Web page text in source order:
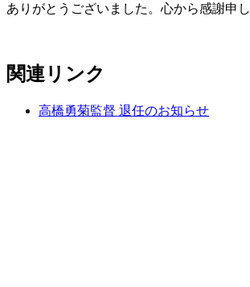
ありがとうございました。心から感謝申し
関連リンク
高橋勇菊監督 退任のお知らせ